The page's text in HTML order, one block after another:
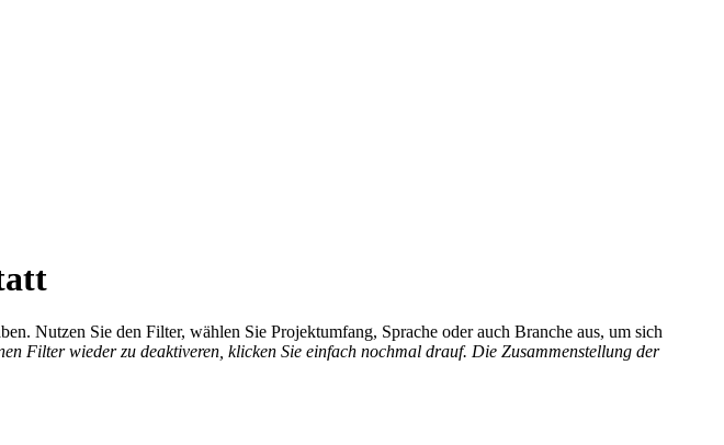
Nutzen Sie den Filter, wählen Sie Projektumfang, Sprache oder auch Branche aus, um sich
Filter wieder zu deaktiveren, klicken Sie einfach nochmal drauf. Die Zusammenstellung der